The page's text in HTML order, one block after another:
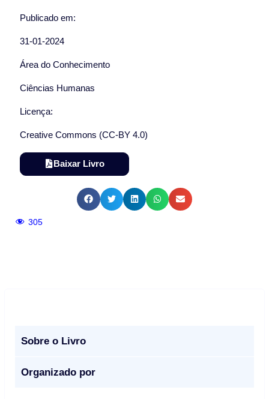
Publicado em:
31-01-2024
Área do Conhecimento
Ciências Humanas
Licença:
Creative Commons (CC-BY 4.0)
Baixar Livro
305
Sobre o Livro
Organizado por